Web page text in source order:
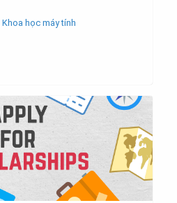
Khoa học máy tính